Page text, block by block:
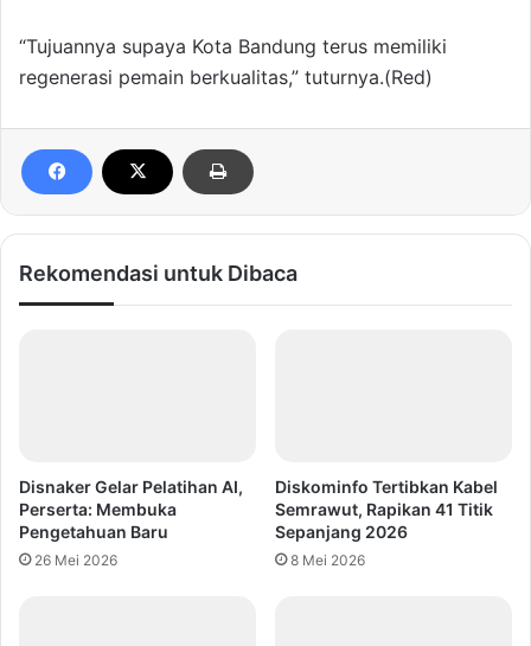
“Tujuannya supaya Kota Bandung terus memiliki
regenerasi pemain berkualitas,” tuturnya.(Red)
Rekomendasi untuk Dibaca
Disnaker Gelar Pelatihan AI,
Perserta: Membuka
Pengetahuan Baru
26 Mei 2026
Diskominfo Tertibkan Kabel
Semrawut, Rapikan 41 Titik
Sepanjang 2026
8 Mei 2026